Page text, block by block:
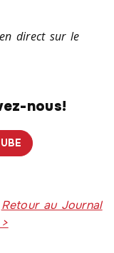
direct sur le
nous!
Retour au Journal